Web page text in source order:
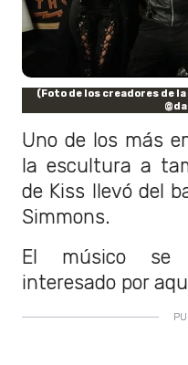
(Foto de los creadores de
Uno de los más
la escultura a
de Kiss llevó del
Simmons.
El músico se
interesado por